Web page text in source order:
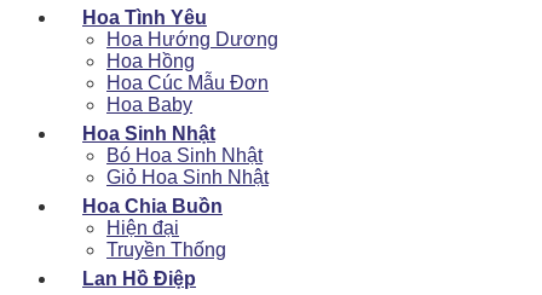
Hoa Tình Yêu
Hoa Hướng Dương
Hoa Hồng
Hoa Cúc Mẫu Đơn
Hoa Baby
Hoa Sinh Nhật
Bó Hoa Sinh Nhật
Giỏ Hoa Sinh Nhật
Hoa Chia Buồn
Hiện đại
Truyền Thống
Lan Hồ Điệp